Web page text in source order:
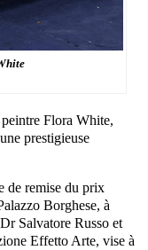
Flora White,
prestigieuse
de remise du prix
Borghese, à
Salvatore Russo et
Effetto Arte, vise à